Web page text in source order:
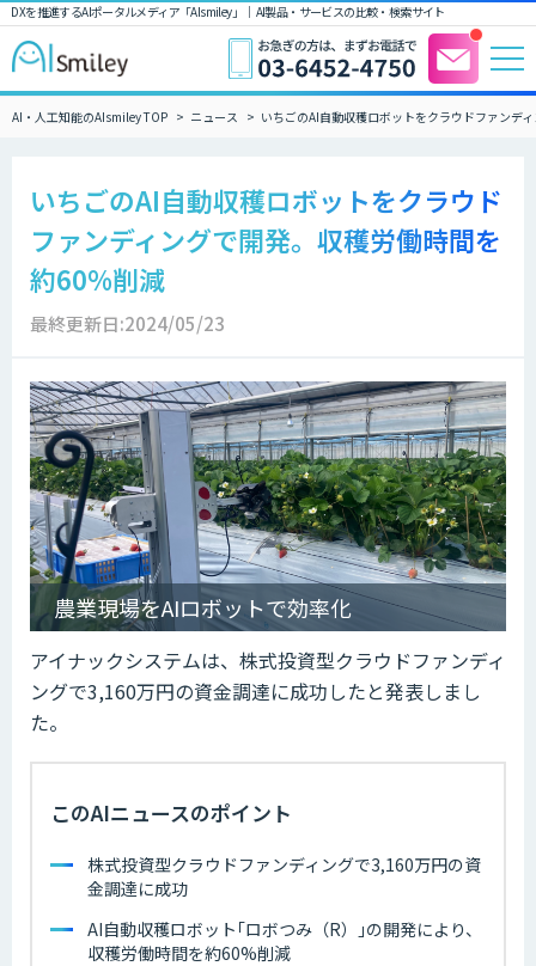
DXを推進するAIポータルメディア「AIsmiley」｜ AI製品・サービスの比較・検索サイト
AI・人工知能のAIsmiley TOP ニュース いちごのAI自動収穫ロボットをクラウドファンデ
いちごのAI自動収穫ロボットをクラウド
ファンディングで開発。収穫労働時間を
約60%削減
最終更新日:2024/05/23
農業現場をAIロボットで効率化
アイナックシステムは、株式投資型クラウドファンディ
ングで3,160万円の資金調達に成功したと発表しまし
た。
このAIニュースのポイント
株式投資型クラウドファンディングで3,160万円の資
金調達に成功
AI自動収穫ロボット｢ロボつみ（R）｣の開発により、
収穫労働時間を約60%削減